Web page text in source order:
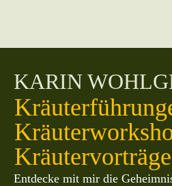
KARIN
Entdecke mit mir die